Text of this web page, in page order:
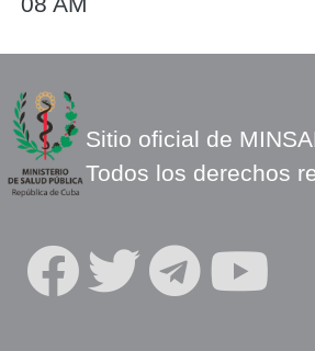
Sitio oficial de
Todos los derechos
R